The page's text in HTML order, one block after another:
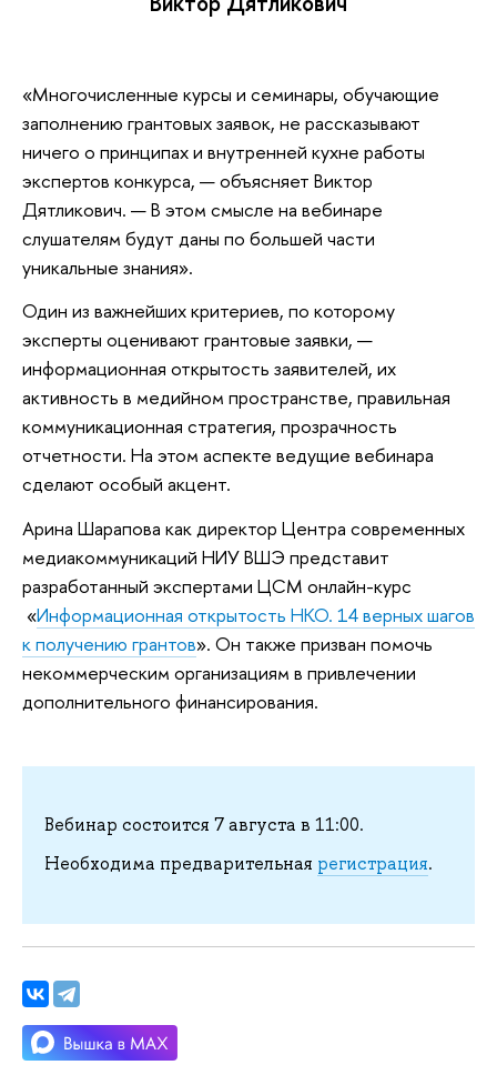
«Многочисленные курсы и семинары, обучающие
заполнению грантовых заявок, не рассказывают
ничего о принципах и внутренней кухне работы
экспертов конкурса, — объясняет Виктор
Дятликович. — В этом смысле на вебинаре
слушателям будут даны по большей части
уникальные знания».
Один из важнейших критериев, по которому
эксперты оценивают грантовые заявки, —
информационная открытость заявителей, их
активность в медийном пространстве, правильная
коммуникационная стратегия, прозрачность
отчетности. На этом аспекте ведущие вебинара
сделают особый акцент.
Арина Шарапова как директор Центра современных
медиакоммуникаций НИУ ВШЭ представит
разработанный экспертами ЦСМ онлайн-курс
«Информационная открытость НКО. 14 верных шагов
к получению грантов». Он также призван помочь
некоммерческим организациям в привлечении
дополнительного финансирования.
Вебинар состоится 7 августа в 11:00.
Необходима предварительная регистрация.